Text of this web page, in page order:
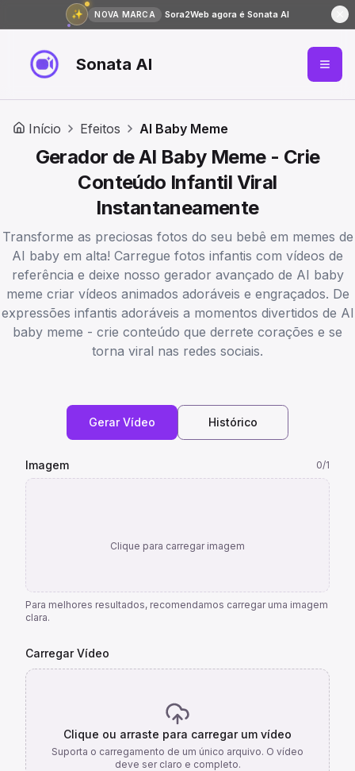
✨ NOVA MARCA Sora2Web agora é Sonata AI
Sonata AI
Início Efeitos AI Baby Meme
Gerador de AI Baby Meme - Crie
Conteúdo Infantil Viral
Instantaneamente
Transforme as preciosas fotos do seu bebê em memes de
AI baby em alta! Carregue fotos infantis com vídeos de
referência e deixe nosso gerador avançado de AI baby
meme criar vídeos animados adoráveis e engraçados. De
expressões infantis adoráveis a momentos divertidos de AI
baby meme - crie conteúdo que derrete corações e se
torna viral nas redes sociais.
Gerar Vídeo Histórico
Imagem 0/1
Clique para carregar imagem
Para melhores resultados, recomendamos carregar uma imagem
clara.
Carregar Vídeo
Clique ou arraste para carregar um vídeo
Suporta o carregamento de um único arquivo. O vídeo
deve ser claro e completo.